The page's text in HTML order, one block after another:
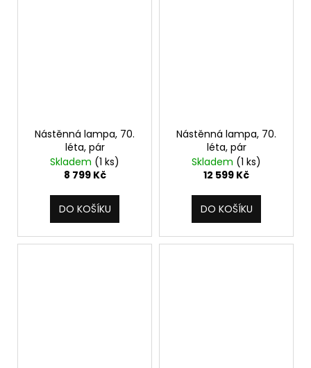
Nástěnná lampa, 70.
léta, pár
Skladem (1 ks)
8 799 Kč
DO KOŠÍKU
Nástěnná lampa, 70.
léta, pár
Skladem (1 ks)
12 599 Kč
DO KOŠÍKU